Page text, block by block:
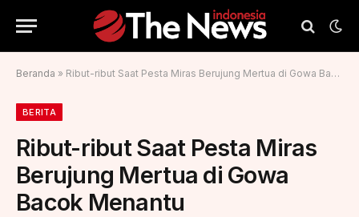
Beranda » Ribut-ribut Saat Pesta Miras Berujung Mertua di Gowa Bacok Menantu
BERITA
Ribut-ribut Saat Pesta Miras
Berujung Mertua di Gowa
Bacok Menantu